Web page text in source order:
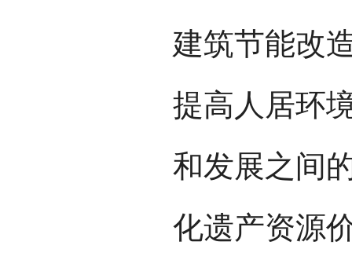
建筑节能改
提高人居环
和发展之间
化遗产资源